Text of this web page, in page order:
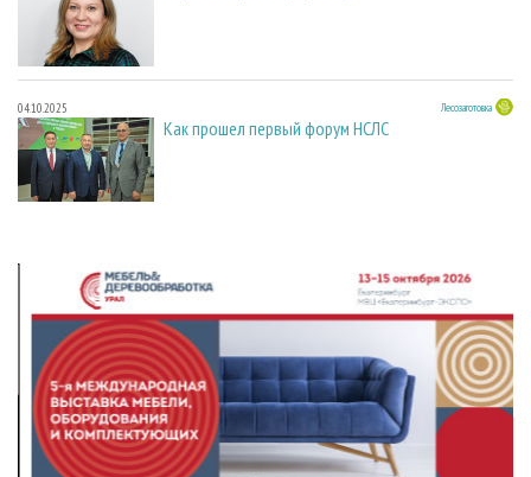
04.10.2025 Лесозаготовка
Как прошел первый форум НСЛС